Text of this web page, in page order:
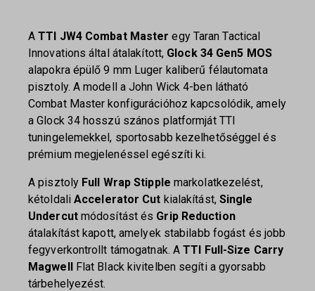
ATTI JW4 Combat Master egy Taran Tactical
Innovations által átalakított, Glock 34 Gen5 MOS
alapokra épülő 9 mm Luger kaliberű félautomata
pisztoly. A modell a John Wick 4-ben látható
Combat Master konfigurációhoz kapcsolódik, amely
a Glock 34 hosszú szános platformját TTI
tuningelemekkel, sportosabb kezelhetőséggel és
prémium megjelenéssel egészíti ki.
A pisztoly Full Wrap Stipple markolatkezelést,
kétoldali Accelerator Cut kialakítást, Single
Undercutmódosítást és Grip Reduction
átalakítást kapott, amelyek stabilabb fogást és jobb
fegyverkontrollt támogatnak. ATTI Full-Size Carry
MagwellFlat Black kivitelben segíti a gyorsabb
tárbehelyezést.